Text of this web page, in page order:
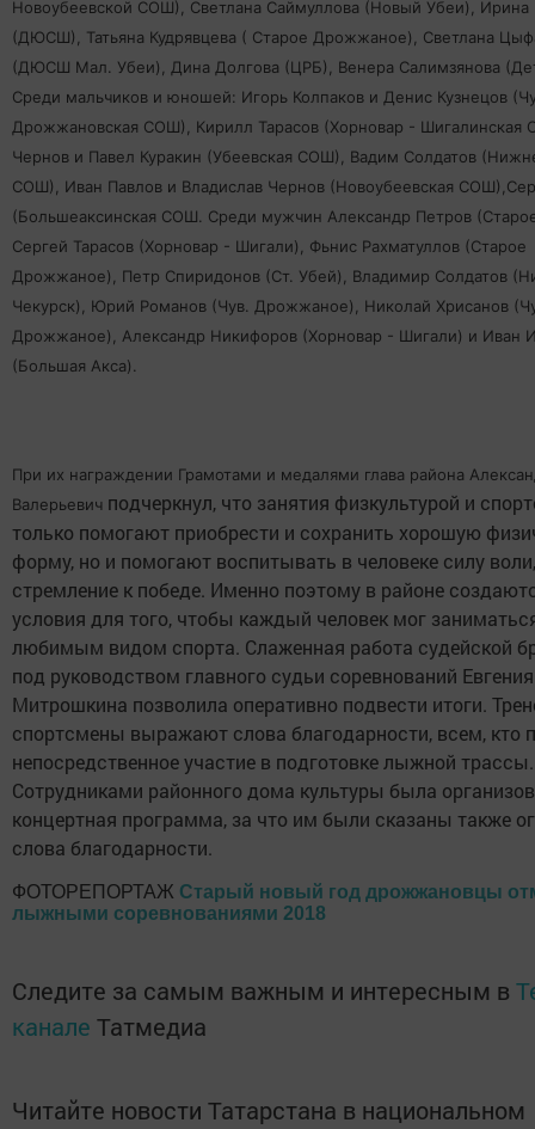
Новоубеевской СОШ), Светлана Саймуллова (Новый Убеи), Ирина
(ДЮСШ), Татьяна Кудрявцева ( Старое Дрожжаное), Светлана
(ДЮСШ Мал. Убеи), Дина Долгова (ЦРБ), Венера Салимзянова
Среди мальчиков и юношей: Игорь Колпаков и Денис Кузнецов
Дрожжановская СОШ), Кирилл Тарасов (Хорновар -
Чернов и Павел Куракин (Убеевская СОШ), Вадим Солдатов
СОШ), Иван Павлов и Владислав Чернов (Новоубеевская
(Большеаксинская СОШ. Среди мужчин Александр Петров
Сергей Тарасов (Хорновар - Шигали), Фьнис Рахматуллов (Старое
Дрожжаное), Петр Спиридонов (Ст. Убей), Владимир Солдатов
Чекурск), Юрий Романов (Чув. Дрожжаное), Николай Хрисанов
Дрожжаное), Александр Никифоров (Хорновар - Шигали) и Иван
(Большая Акса).
При их награждении Грамотами и медалями глава района
Валерьевич подчеркнул, что занятия физкультурой и
только помогают приобрести и сохранить хорошую
форму, но и помогают воспитывать в человеке силу воли,
стремление к победе. Именно поэтому в районе
условия для того, чтобы каждый человек мог
любимым видом спорта. Слаженная работа судейской
под руководством главного судьи соревнований Евгения
Митрошкина позволила оперативно подвести итоги.
спортсмены выражают слова благодарности, всем, кто
непосредственное участие в подготовке лыжной трассы.
Сотрудниками районного дома культуры была
концертная программа, за что им были сказаны также
слова благодарности.
ФОТОРЕПОРТАЖ Старый новый год дрожжановцы
лыжными соревнованиями 2018
Следите за самым важным и интересным в
канале Татмедиа
Читайте новости Татарстана в национальном